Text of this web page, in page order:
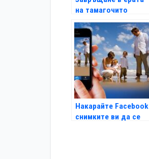
на тамагочито
Накарайте Facebook
снимките ви да се